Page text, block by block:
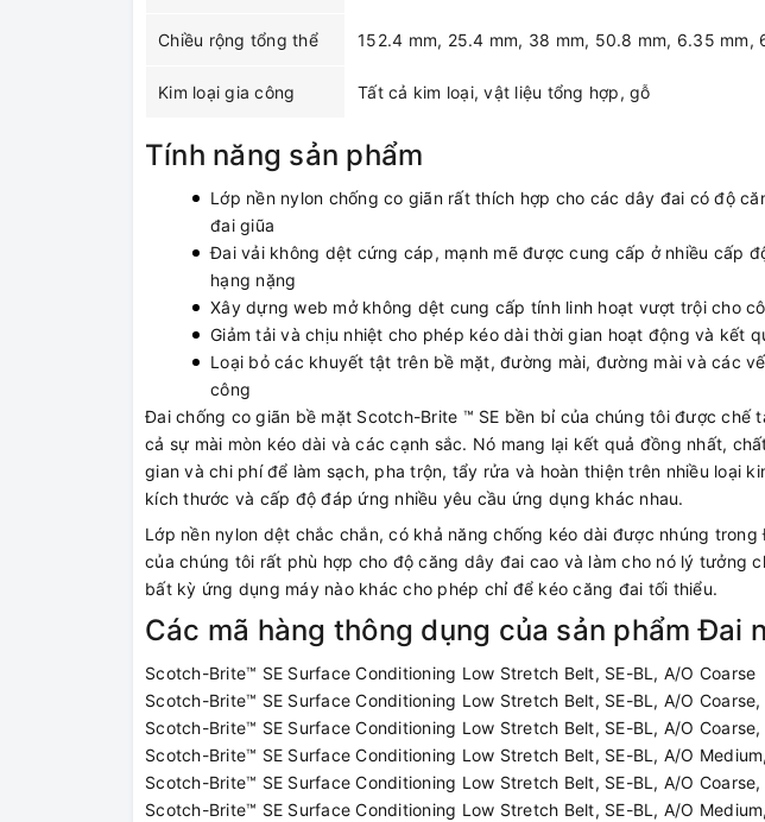
Chiều rộng tổng thể 152.4 mm, 25.4 mm, 38 mm, 50.8 mm, 6.35 mm,
Kim loại gia công Tất cả kim loại, vật liệu tổng hợp, gỗ
Tính năng sản phẩm
Lớp nền nylon chống co giãn rất thích hợp cho các dây đai có độ
đai giũa
Đai vải không dệt cứng cáp, mạnh mẽ được cung cấp ở nhiều cấp
hạng nặng
Xây dựng web mở không dệt cung cấp tính linh hoạt vượt trội cho
Giảm tải và chịu nhiệt cho phép kéo dài thời gian hoạt động và kết
Loại bỏ các khuyết tật trên bề mặt, đường mài, đường mài và các
công
Đai chống co giãn bề mặt Scotch-Brite ™ SE bền bỉ của chúng tôi được chế
cả sự mài mòn kéo dài và các cạnh sắc. Nó mang lại kết quả đồng nhất,
gian và chi phí để làm sạch, pha trộn, tẩy rửa và hoàn thiện trên nhiều loại
kích thước và cấp độ đáp ứng nhiều yêu cầu ứng dụng khác nhau.
Lớp nền nylon dệt chắc chắn, có khả năng chống kéo dài được nhúng
của chúng tôi rất phù hợp cho độ căng dây đai cao và làm cho nó lý tưởng
bất kỳ ứng dụng máy nào khác cho phép chỉ để kéo căng đai tối thiểu.
Các mã hàng thông dụng của sản phẩm Đai
Scotch-Brite™ SE Surface Conditioning Low Stretch Belt, SE-BL, A/O Coarse
Scotch-Brite™ SE Surface Conditioning Low Stretch Belt, SE-BL, A/O
Scotch-Brite™ SE Surface Conditioning Low Stretch Belt, SE-BL, A/O
Scotch-Brite™ SE Surface Conditioning Low Stretch Belt, SE-BL, A/O
Scotch-Brite™ SE Surface Conditioning Low Stretch Belt, SE-BL, A/O Coarse,
Scotch-Brite™ SE Surface Conditioning Low Stretch Belt, SE-BL, A/O